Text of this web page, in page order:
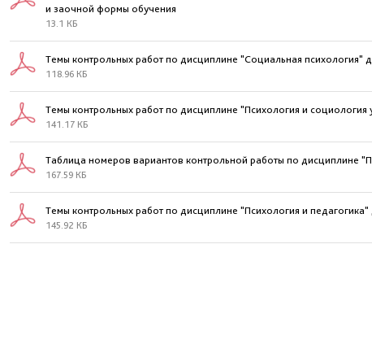
и заочной формы обучения
13.1 КБ
Темы контрольных работ по дисциплине "Социальная психология"
118.96 КБ
Темы контрольных работ по дисциплине "Психология и
141.17 КБ
Таблица номеров вариантов контрольной работы по дисциплине
167.59 КБ
Темы контрольных работ по дисциплине "Психология и
145.92 КБ